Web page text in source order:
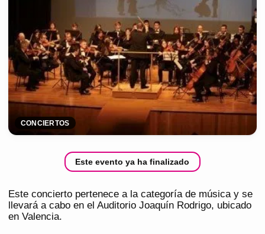
CONCIERTOS
Este evento ya ha finalizado
Este concierto pertenece a la categoría de música y se
llevará a cabo en el Auditorio Joaquín Rodrigo, ubicado
en Valencia.